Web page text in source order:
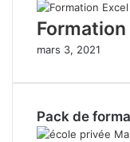
Formation
mars 3, 2021
Pack de